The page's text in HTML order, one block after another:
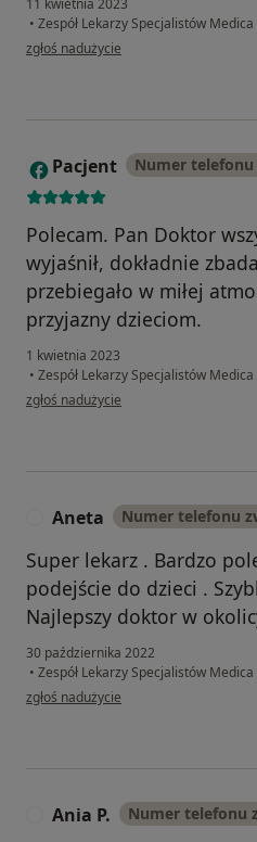
• Zespół Lekarzy Specjalistów Medica
w opinii użytkownika Mama Tomka
zgłoś nadużycie
P Pacjent Numer
Polecam. Pan Doktor
wyjaśnił, dokładnie
przebiegało w miłej
przyjazny dzieciom.
1 kwietnia 2023
• Zespół Lekarzy Specjalistów Medica
w opinii użytkownika Pacjent
zgłoś nadużycie
Aneta Numer telefonu
Super lekarz . Bardzo
podejście do dzieci .
Najlepszy doktor w
30 października 2022
• Zespół Lekarzy Specjalistów Medica
w opinii użytkownika Aneta
zgłoś nadużycie
Ania P. Numer telefonu